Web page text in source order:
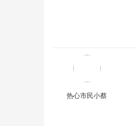
热心市民小蔡